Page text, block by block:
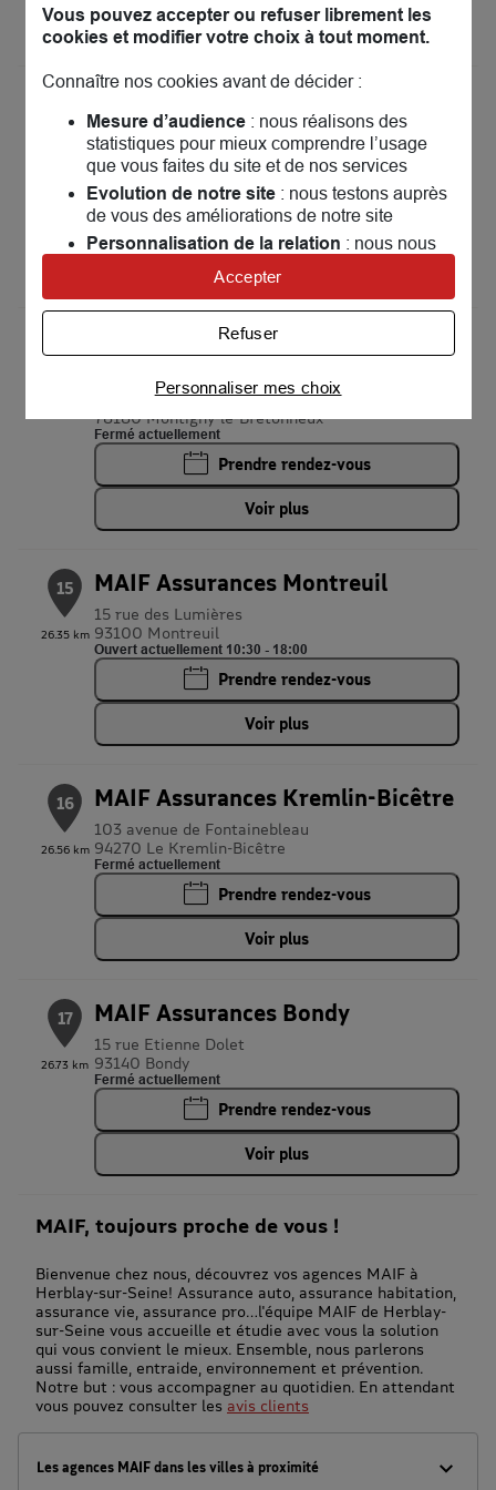
Voir plus
23.73 km
Entreprises Versailles
143 bis rue Yves Le Coz
78000 Versailles
Fermé actuellement
Afficher le téléphone
Voir plus
MAIF Assurances Montigny-le-
18 avenue du centre
78180 Montigny-le-Bretonneux
Fermé actuellement
Prendre rendez-vous
Voir plus
15
26.35 km
MAIF Assurances Montreuil
15 rue des Lumières
93100 Montreuil
Ouvert actuellement 10:30 - 18:00
Prendre rendez-vous
Voir plus
16
26.56 km
MAIF Assurances Kremlin-Bicêtre
103 avenue de Fontainebleau
94270 Le Kremlin-Bicêtre
Fermé actuellement
Prendre rendez-vous
Voir plus
17
26.73 km
MAIF Assurances Bondy
15 rue Etienne Dolet
93140 Bondy
Fermé actuellement
Prendre rendez-vous
Voir plus
MAIF, toujours proche de vous !
Bienvenue chez nous, découvrez vos agences MAIF à
Herblay-sur-Seine! Assurance auto, assurance habitation,
assurance vie, assurance pro…l'équipe MAIF de Herblay-
sur-Seine vous accueille et étudie avec vous la solution
qui vous convient le mieux. Ensemble, nous parlerons
aussi famille, entraide, environnement et prévention.
Notre but : vous accompagner au quotidien. En attendant
vous pouvez consulter les avis clients
Les agences MAIF dans les villes à proximité
Vous pouvez accepter ou refuser librement les
cookies et modifier votre choix à tout moment.
Connaître nos cookies avant de décider :
Mesure d’audience: nous réalisons des
statistiques pour mieux comprendre l’usage
que vous faites du site et de nos services
Evolution de notre site: nous testons auprès
de vous des améliorations de notre site
Personnalisation de la relation : nous nous
et personnaliser nos offres
Univers publicitaire: nous utilisons avec nos
partenaires des cookies pour afficher des
publicités personnalisées
Connaître notre politique cookies et la liste de nos
partenaires
Personnaliser mes choix
Refuser
Accepter